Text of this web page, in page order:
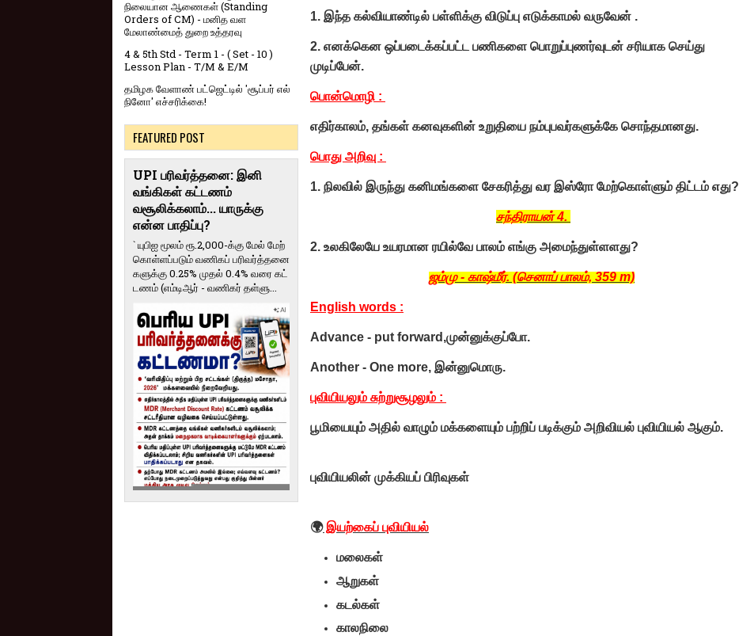
1. இந்த கல்வியாண்டில் பள்ளிக்கு விடுப்பு எடுக்காமல் வருவேன் .
2. எனக்கென ஒப்படைக்கப்பட்ட பணிகளை பொறுப்புணர்வுடன் சரியாக செய்து
முடிப்பேன்.
பொன்மொழி :
எதிர்காலம், தங்கள் கனவுகளின் உறுதியை நம்புபவர்களுக்கே சொந்தமானது.
பொது அறிவு :
1. நிலவில் இருந்து கனிமங்களை சேகரித்து வர இஸ்ரோ மேற்கொள்ளும் திட்டம் எது?
சந்திராயன் 4.
2. உலகிலேயே உயரமான ரயில்வே பாலம் எங்கு அமைந்துள்ளளது?
ஜம்மு - காஷ்மீர். (செனாப் பாலம், 359 m)
English words :
Advance - put forward,முன்னுக்குப்போ.
Another - One more, இன்னுமொரு.
புவியியலும் சுற்றுசூழலும் :
பூமியையும் அதில் வாழும் மக்களையும் பற்றிப் படிக்கும் அறிவியல் புவியியல் ஆகும்.
புவியியலின் முக்கியப் பிரிவுகள்
🌍இயற்கைப் புவியியல்
மலைகள்
ஆறுகள்
கடல்கள்
காலநிலை
நிலையான ஆணைகள் (Standing
Orders of CM) - மனித வள
மேலாண்மைத் துறை உத்தரவு
4 & 5th Std - Term 1 - ( Set - 10 )
Lesson Plan - T/M & E/M
தமிழக வேளாண் பட்ஜெட்டில் 'சூப்பர் எல்
நினோ' எச்சரிக்கை!
FEATURED POST
UPI பரிவர்த்தனை: இனி
வங்கிகள் கட்டணம்
வசூலிக்கலாம்... யாருக்கு
என்ன பாதிப்பு?
` யுபிஐ மூலம் ரூ.2,000-க்கு மேல் மேற்​
கொள்​ளப்​படும் வணி​கப் பரிவர்த்​தனை​
களுக்கு 0.25% முதல் 0.4% வரை கட்​
ட​ணம் (எம்​டிஆர் - வணி​கர் தள்​ளு...